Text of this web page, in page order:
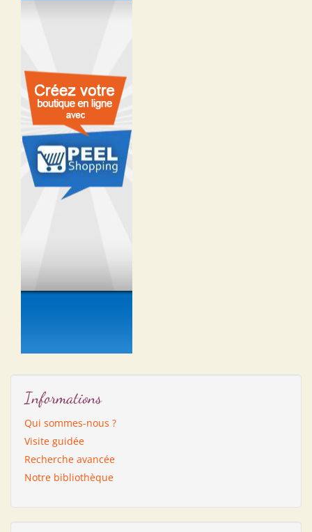
Informations
Qui sommes-nous ?
Visite guidée
Recherche avancée
Notre bibliothèque